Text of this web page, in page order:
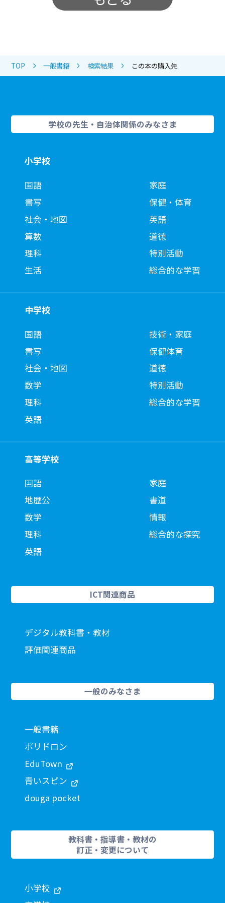
TOP 一般書籍 検索結果 この本の購入先
学校の先生・自治体関係のみなさま
小学校
国語
書写
社会・地図
算数
理科
生活
家庭
保健・体育
英語
道徳
特別活動
総合的な学習
中学校
国語
書写
社会・地図
数学
理科
英語
技術・家庭
保健体育
道徳
特別活動
総合的な学習
高等学校
国語
地歴公
数学
理科
英語
家庭
書道
情報
総合的な探究
ICT関連商品
デジタル教科書・教材
評価関連商品
一般のみなさま
一般書籍
ポリドロン
EduTown
青いスピン
douga pocket
教科書・指導書・教材の
訂正・変更について
小学校